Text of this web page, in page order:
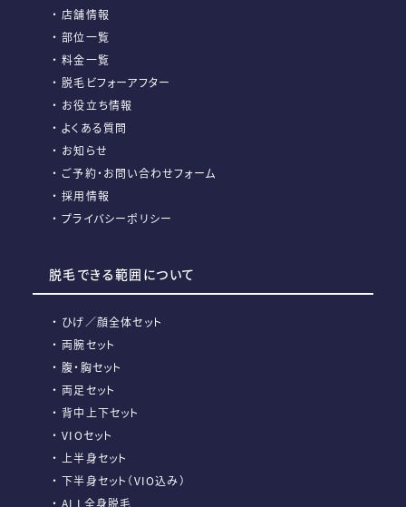
店舗情報
部位一覧
料金一覧
脱毛ビフォーアフター
お役立ち情報
よくある質問
お知らせ
ご予約・お問い合わせフォーム
採用情報
プライバシーポリシー
脱毛できる範囲について
ひげ／顔全体セット
両腕セット
腹・胸セット
両足セット
背中上下セット
VIOセット
上半身セット
下半身セット（VIO込み）
ALL全身脱毛